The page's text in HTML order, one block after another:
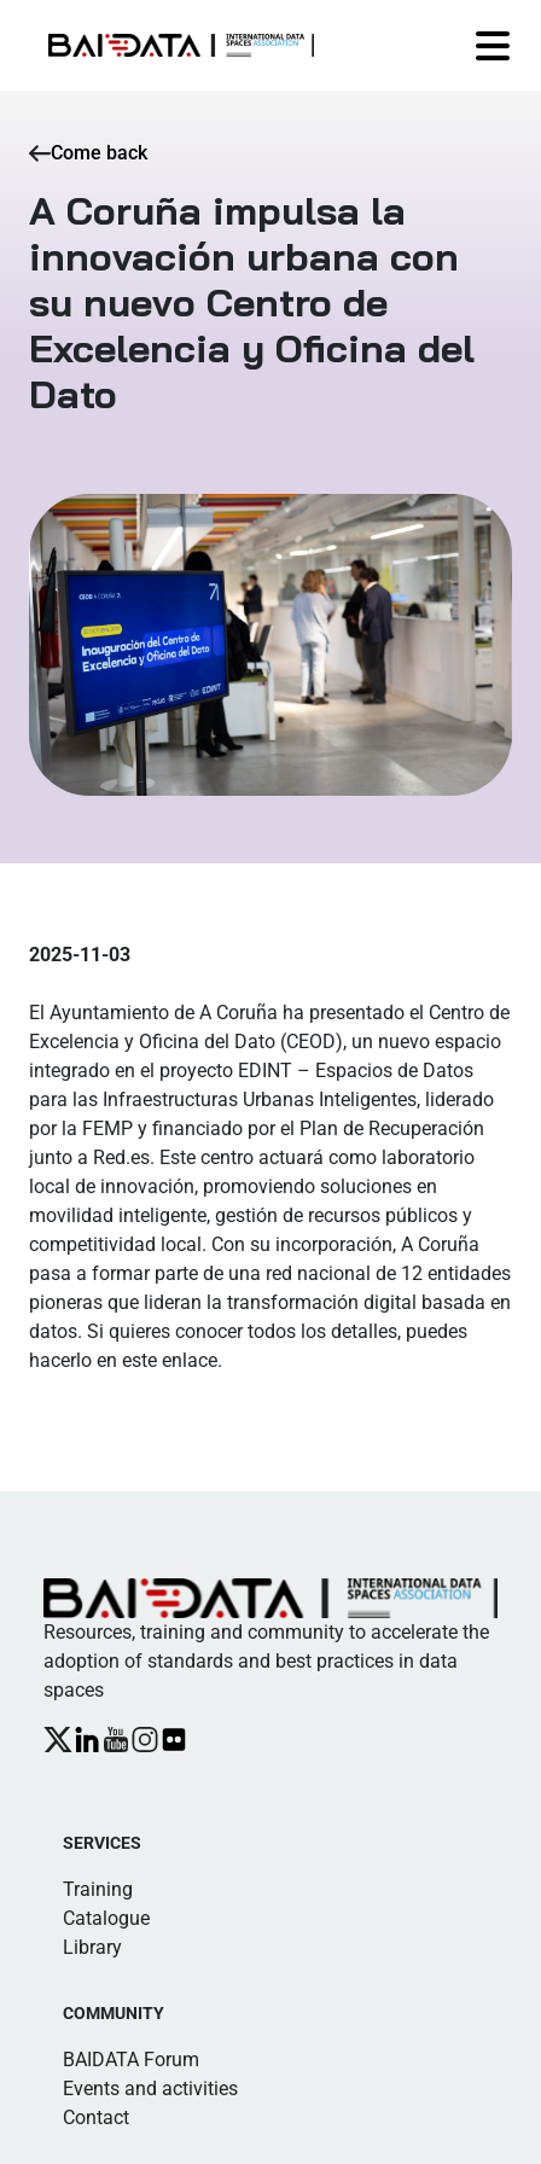
Come back
A Coruña impulsa la
innovación urbana con
su nuevo Centro de
Excelencia y Oficina del
Dato
2025-11-03
El Ayuntamiento de A Coruña ha presentado el Centro de
Excelencia y Oficina del Dato (CEOD), un nuevo espacio
integrado en el proyecto EDINT – Espacios de Datos
para las Infraestructuras Urbanas Inteligentes, liderado
por la FEMP y financiado por el Plan de Recuperación
junto a Red.es. Este centro actuará como laboratorio
local de innovación, promoviendo soluciones en
movilidad inteligente, gestión de recursos públicos y
competitividad local. Con su incorporación, A Coruña
pasa a formar parte de una red nacional de 12 entidades
pioneras que lideran la transformación digital basada en
datos. Si quieres conocer todos los detalles, puedes
hacerlo en este enlace.
Resources, training and community to accelerate the
adoption of standards and best practices in data
spaces
SERVICES
Training
Catalogue
Library
COMMUNITY
BAIDATA Forum
Events and activities
Contact